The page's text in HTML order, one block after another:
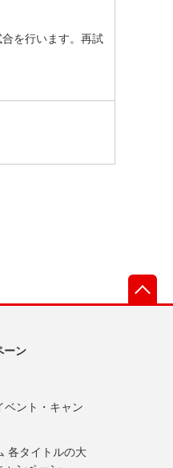
を行います。再試
ーン
ベント・キャン
各タイトルの大